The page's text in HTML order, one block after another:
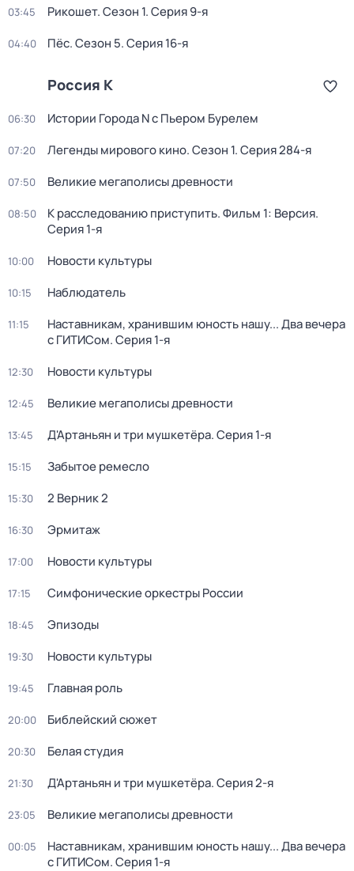
03:45 Рикошет. Сезон 1. Серия 9-я
04:40 Пёс. Сезон 5. Серия 16-я
Россия К
06:30 Истории Города N с Пьером Бурелем
07:20 Легенды мирового кино. Сезон 1. Серия 284-я
07:50 Великие мегаполисы древности
08:50 К расследованию приступить. Фильм 1: Версия.
Серия 1-я
10:00 Новости культуры
10:15 Наблюдатель
11:15
Наставникам, хранившим юность нашу... Два вечера
с ГИТИСом. Серия 1-я
12:30 Новости культуры
12:45 Великие мегаполисы древности
13:45 Д'Артаньян и три мушкетёра. Серия 1-я
15:15 Забытое ремесло
15:30 2 Верник 2
16:30 Эрмитаж
17:00 Новости культуры
17:15 Симфонические оркестры России
18:45 Эпизоды
19:30 Новости культуры
19:45 Главная роль
20:00 Библейский сюжет
20:30 Белая студия
21:30 Д'Артаньян и три мушкетёра. Серия 2-я
23:05 Великие мегаполисы древности
00:05
Наставникам, хранившим юность нашу... Два вечера
с ГИТИСом. Серия 1-я